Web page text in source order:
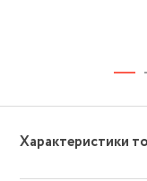
Характеристики